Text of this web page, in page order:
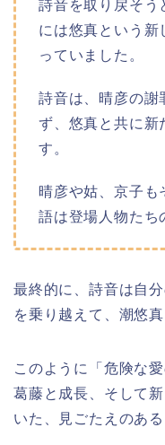
詩音を取り戻そう
には悠真という新
っていました。
詩音は、晴彦の謝
ず、悠真と共に新
す。
晴彦や姑、京子も
語は登場人物たち
最終的に、詩音は自
を乗り越えて、潮悠
このように「危険な
葛藤と成長、そして
いた、見ごたえのある